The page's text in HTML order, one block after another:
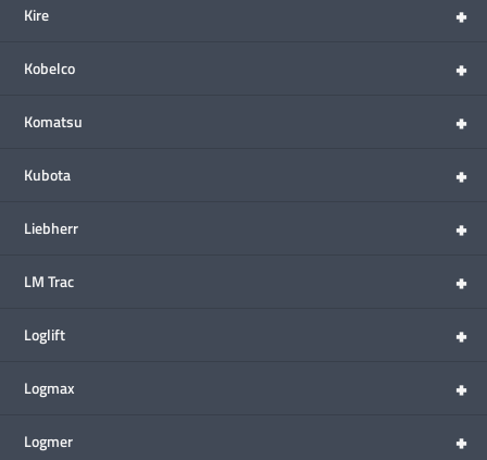
+
Kire
+
Kobelco
+
Komatsu
+
Kubota
+
Liebherr
+
LM Trac
+
Loglift
+
Logmax
+
Logmer